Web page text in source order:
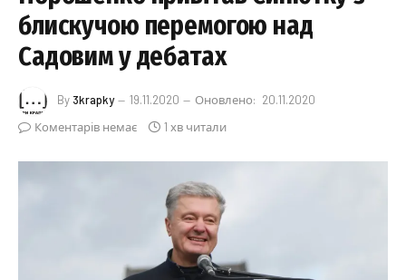
блискучою перемогою над
Садовим у дебатах
By 3krapky 19.11.2020 Оновлено: 20.11.2020
Коментарів немає
1 хв читали